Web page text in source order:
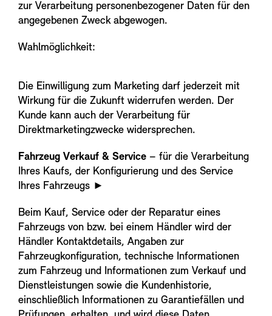
zur Verarbeitung personenbezogener Daten für den
angegebenen Zweck abgewogen.
Wahlmöglichkeit:
Die Einwilligung zum Marketing darf jederzeit mit
Wirkung für die Zukunft widerrufen werden. Der
Kunde kann auch der Verarbeitung für
Direktmarketingzwecke widersprechen.
Fahrzeug Verkauf & Service – für die Verarbeitung
Ihres Kaufs, der Konfigurierung und des Service
Ihres Fahrzeugs ►
Beim Kauf, Service oder der Reparatur eines
Fahrzeugs von bzw. bei einem Händler wird der
Händler Kontaktdetails, Angaben zur
Fahrzeugkonfiguration, technische Informationen
zum Fahrzeug und Informationen zum Verkauf und
Dienstleistungen sowie die Kundenhistorie,
einschließlich Informationen zu Garantiefällen und